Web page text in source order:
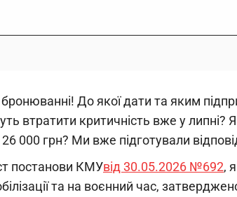
До якої дати та яким
втратити критичність вже у липні?
000 грн? Ми вже підготували
постанови КМУвід 30.05.2026 №692,
та на воєнний час,